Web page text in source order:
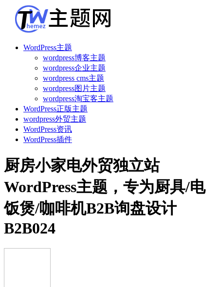
WordPress主题
wordpress博客主题
wordpress企业主题
wordpress cms主题
wordpress图片主题
wordpress淘宝客主题
WordPress正版主题
wordpress外贸主题
WordPress资讯
WordPress插件
厨房小家电外贸独立站
WordPress主题，专为厨具/电
饭煲/咖啡机B2B询盘设计
B2B024